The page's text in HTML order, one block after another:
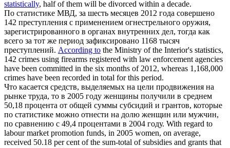
statistically, half of them will be divorced within a decade.
По статистике МВД, за шесть месяцев 2012 года совершено
142 преступления с применением огнестрельного оружия,
зарегистрированного в органах внутренних дел, тогда как
всего за тот же период зафиксировано 1168 тысяч
преступлений. According to the Ministry of the Interior's statistics,
142 crimes using firearms registered with law enforcement agencies
have been committed in the six months of 2012, whereas 1,168,000
crimes have been recorded in total for this period.
Что касается средств, выделяемых на цели продвижения на
рынке труда, то в 2005 году женщины получили в среднем
50,18 процента от общей суммы субсидий и грантов, которые
по статистике можно отнести на долю женщин или мужчин,
по сравнению с 49,4 процентами в 2004 году. With regard to
labour market promotion funds, in 2005 women, on average,
received 50.18 per cent of the sum-total of subsidies and grants that